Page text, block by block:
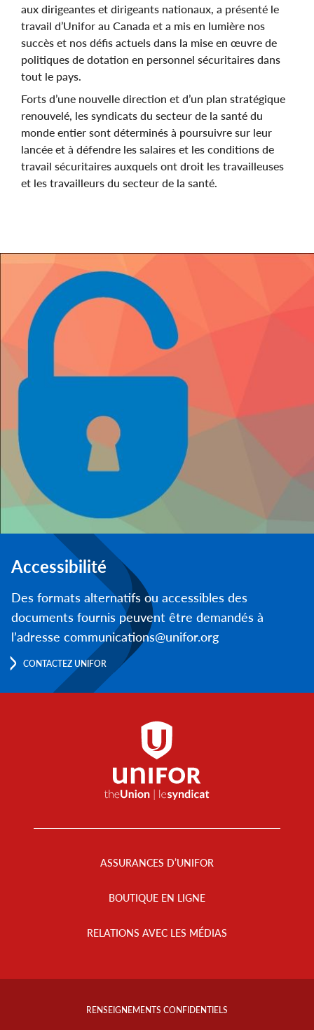
aux dirigeantes et dirigeants nationaux, a présenté le
travail d’Unifor au Canada et a mis en lumière nos
succès et nos défis actuels dans la mise en œuvre de
politiques de dotation en personnel sécuritaires dans
tout le pays.
Forts d’une nouvelle direction et d’un plan stratégique
renouvelé, les syndicats du secteur de la santé du
monde entier sont déterminés à poursuivre sur leur
lancée et à défendre les salaires et les conditions de
travail sécuritaires auxquels ont droit les travailleuses
et les travailleurs du secteur de la santé.
Accessibilité
Des formats alternatifs ou accessibles des
documents fournis peuvent être demandés à
l’adresse communications@unifor.org
CONTACTEZ UNIFOR
ASSURANCES D’UNIFOR
BOUTIQUE EN LIGNE
RELATIONS AVEC LES MÉDIAS
Footer
RENSEIGNEMENTS CONFIDENTIELS